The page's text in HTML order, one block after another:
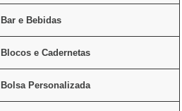
Bar e Bebidas
Blocos e Cadernetas
Bolsa Personalizada